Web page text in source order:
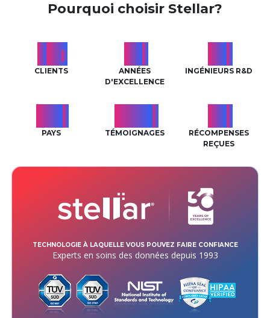
Pourquoi choisir Stellar?
CLIENTS
ANNÉES
D'EXCELLENCE
INGÉNIEURS R&D
PAYS TÉMOIGNAGES
RÉCOMPENSES
REÇUES
TECHNOLOGIE À LAQUELLE VOUS POUVEZ FAIRE CONFIANCE
Experts en soins des données depuis 1993